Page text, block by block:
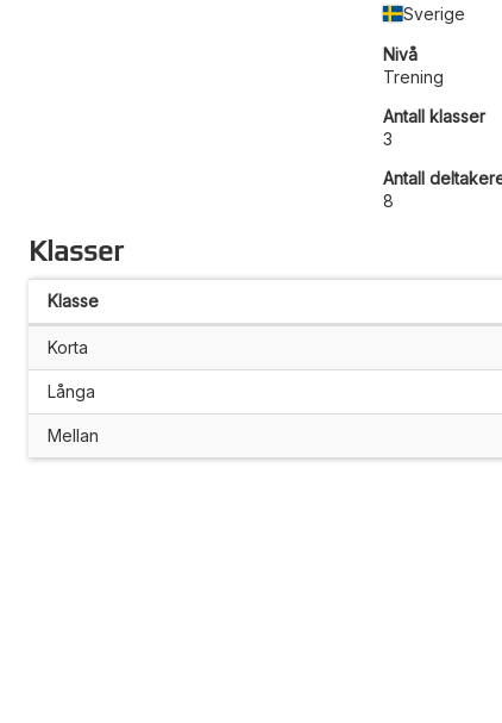
Sverige
Nivå
Trening
Antall klasser
3
Antall
8
Klasser
Klasse
Korta
Långa
Mellan